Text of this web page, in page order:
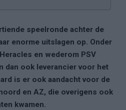
speelronde achter de
enorme uitslagen op. Onder
en wederom PSV
dan ook leverancier voor het
is er ook aandacht voor de
en AZ, die overigens ook
kwamen.